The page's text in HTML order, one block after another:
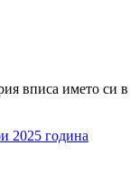
вписа името